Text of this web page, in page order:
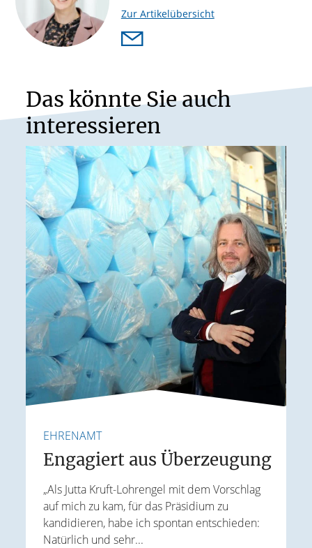
Zur Artikelübersicht
Das könnte Sie auch
interessieren
EHRENAMT
Engagiert aus Überzeugung
„Als Jutta Kruft-Lohrengel mit dem Vorschlag
auf mich zu kam, für das Präsidium zu
kandidieren, habe ich spontan entschieden:
Natürlich und sehr...